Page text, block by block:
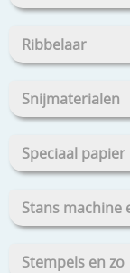
Ribbelaar
Snijmaterialen
Speciaal papier
Stans machine
Stempels en zo